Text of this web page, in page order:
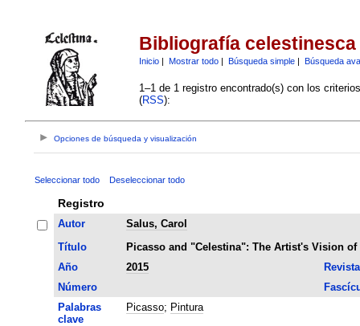
Bibliografía celestinesca
Inicio| Mostrar todo| Búsqueda simple| Búsqueda
1–1 de 1 registro encontrado(s) con los
(RSS):
Opciones de búsqueda y visualización
Seleccionar todo Deseleccionar todo
Registro
Autor
Salus, Carol
Título
Picasso and "Celestina": The Artist's Vision of
Año
2015
Revista
Número
Palabras
clave
Picasso; Pintura